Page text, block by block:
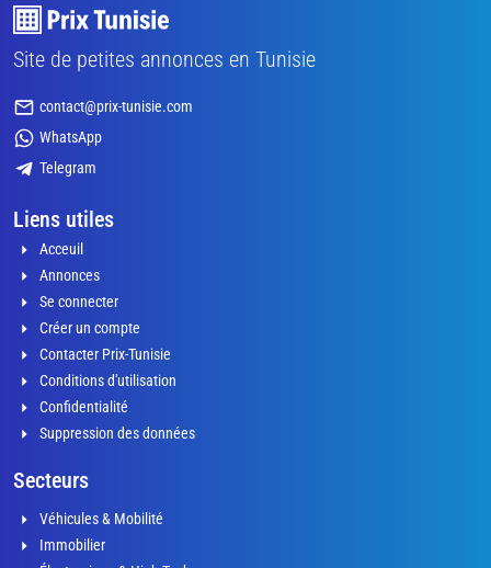
Site de petites annonces en Tunisie
contact@prix-tunisie.com
WhatsApp
Telegram
Liens utiles
Acceuil
Annonces
Se connecter
Créer un compte
Contacter Prix-Tunisie
Conditions d'utilisation
Confidentialité
Suppression des données
Secteurs
Véhicules & Mobilité
Immobilier